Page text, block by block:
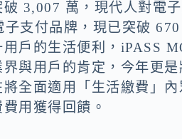
3,007 萬，現代人對電
支付品牌，現已突破
戶的生活便利，iPASS
與用戶的肯定，今年更
全面適用「生活繳費」
用獲得回饋。